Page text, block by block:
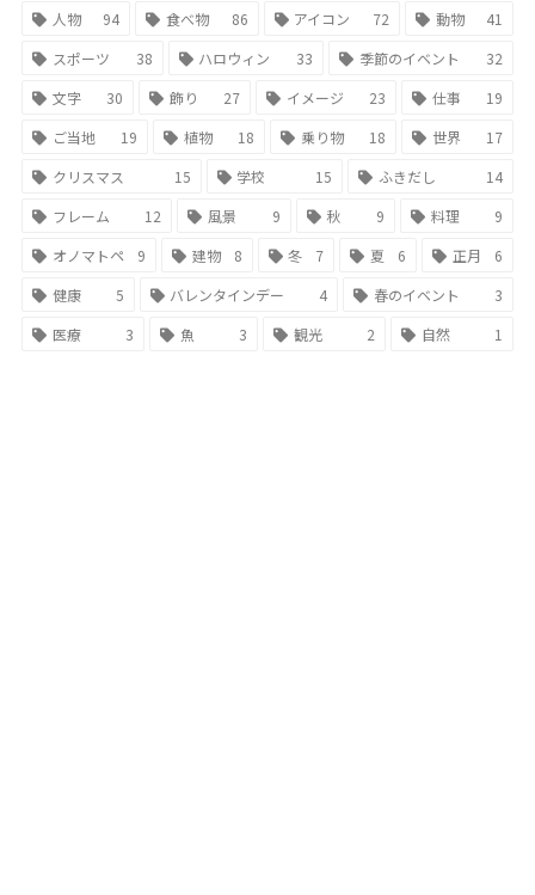
人物
94 食べ物 86 アイコン 72 動物
41
スポーツ
38 ハロウィン 33 季節のイベント
32
文字
30 飾り 27 イメージ 23 仕事
19
ご当地
19 植物 18 乗り物 18 世界
17
クリスマス
15 学校 15 ふきだし
14
フレーム
12 風景 9 秋 9 料理
9
オノマトペ
9 建物 8 冬 7 夏 6 正月
6
健康
5 バレンタインデー 4 春のイベント
3
医療
3 魚 3 観光 2 自然 1